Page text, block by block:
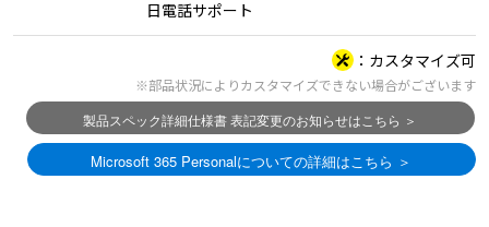
日電話サポート
カスタマイズ可
※部品状況によりカスタマイズできない場合がございます